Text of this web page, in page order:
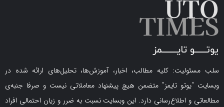
کلیه مطالب، اخبار، آموزش‌ها، تحلیل‌های ارائه شده در
تایمز” متضمن هیچ پیشنهاد معاملاتی نیست و صرفا جنبه‌ی
اطلاع‌رسانی دارد. این وبسایت نسبت به ضرر و زیان احتمالی افراد